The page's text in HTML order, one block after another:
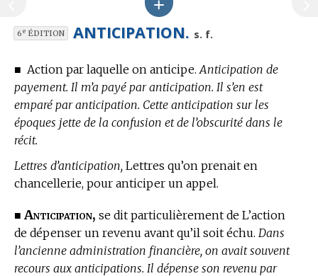
6eÉDITION ANTICIPATION. s. f.
■ Action par laquelle on anticipe. Anticipation de
payement. Il m’a payé par anticipation. Il s’en est
emparé par anticipation. Cette anticipation sur les
époques jette de la confusion et de l’obscurité dans le
récit.
Lettres d’anticipation, Lettres qu’on prenait en
chancellerie, pour anticiper un appel.
■ Anticipation, se dit particulièrement de L’action
de dépenser un revenu avant qu’il soit échu. Dans
l’ancienne administration financière, on avait souvent
recours aux anticipations. Il dépense son revenu par